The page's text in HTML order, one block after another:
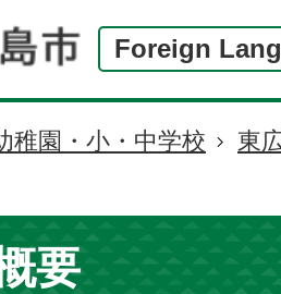
Foreign
稚園・小・中学校
東
要